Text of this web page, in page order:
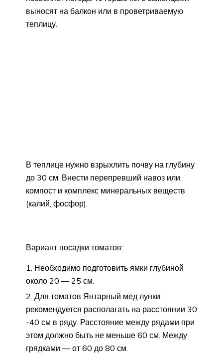
выносят на балкон или в проветриваемую
теплицу.
В теплице нужно взрыхлить почву на глубину
до 30 см. Внести перепревший навоз или
компост и комплекс минеральных веществ
(калий, фосфор).
Вариант посадки томатов:
Необходимо подготовить ямки глубиной
около 20 — 25 см.
Для томатов Янтарный мед лунки
рекомендуется располагать на расстоянии 30
-40 см в ряду. Расстояние между рядами при
этом должно быть не меньше 60 см. Между
грядками — от 60 до 80 см.